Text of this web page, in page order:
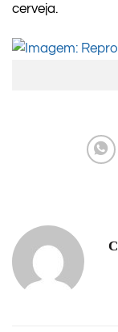
cerveja.